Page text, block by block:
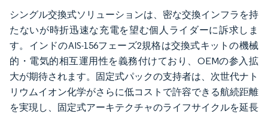
シングル交換式ソリューションは、密な交換インフラを持
たないが時折迅速な充電を望む個人ライダーに訴求しま
す。インドのAIS-156フェーズ2規格は交換式キットの機械
的・電気的相互運用性を義務付けており、OEMの参入拡
大が期待されます。固定式パックの支持者は、次世代ナト
リウムイオン化学がさらに低コストで許容できる航続距離
を実現し、固定式アーキテクチャのライフサイクルを延長